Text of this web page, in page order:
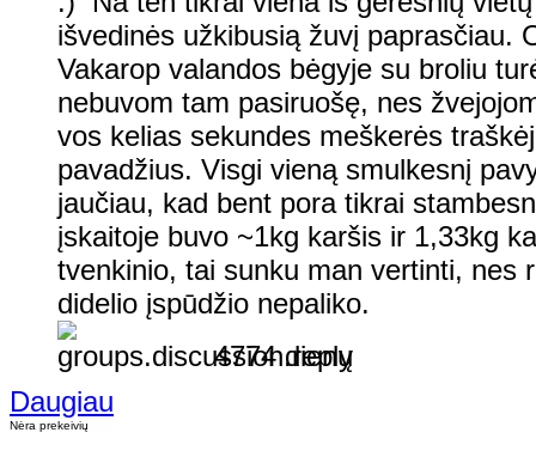
išvedinės užkibusią žuvį paprasčiau.
Vakarop valandos bėgyje su broliu
nebuvom tam pasiruošę, nes
vos kelias sekundes meškerės
pavadžius. Visgi vieną smulkesnį
jaučiau, kad bent pora tikrai
įskaitoje buvo ~1kg karšis ir 1,33kg
tvenkinio, tai sunku man vertinti, nes
didelio įspūdžio nepaliko.
4774 dienų
Daugiau
Nėra prekeivių